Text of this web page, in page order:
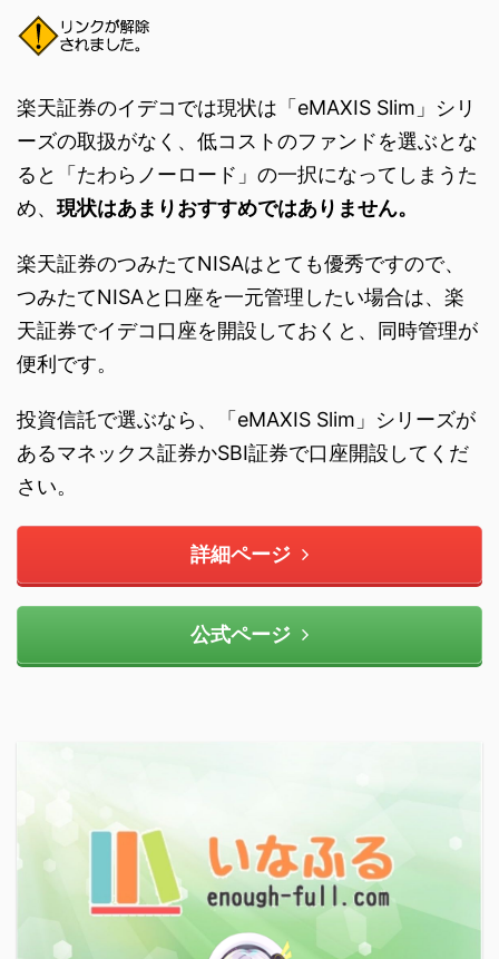
楽天証券のイデコでは現状は「eMAXIS Slim」シリ
ーズの取扱がなく、低コストのファンドを選ぶとな
ると「たわらノーロード」の一択になってしまうた
め、 現状はあまりおすすめではありません。
楽天証券のつみたてNISAはとても優秀ですので、
つみたてNISAと口座を一元管理したい場合は、楽
天証券でイデコ口座を開設しておくと、同時管理が
便利です。
投資信託で選ぶなら、「eMAXIS Slim」シリーズが
あるマネックス証券かSBI証券で口座開設してくだ
さい。
詳細ページ
公式ページ